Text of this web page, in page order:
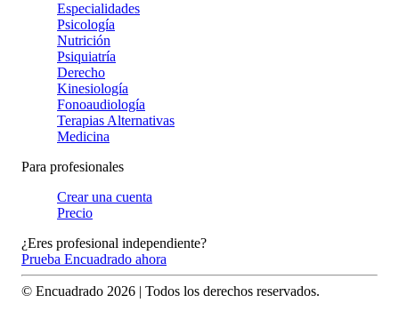
Especialidades
Psicología
Nutrición
Psiquiatría
Derecho
Kinesiología
Fonoaudiología
Terapias Alternativas
Medicina
Para profesionales
Crear una cuenta
Precio
¿Eres profesional independiente?
Prueba Encuadrado ahora
© Encuadrado 2026 | Todos los derechos reservados.